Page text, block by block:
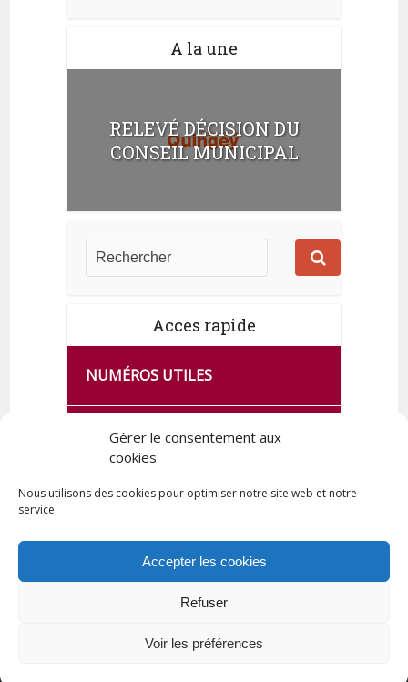
Gérer le consentement aux
cookies
Nous utilisons des cookies pour optimiser notre site web et notre
service.
Accepter les cookies
Refuser
Voir les préférences
A la une
RELEVÉ DÉCISION DU
CONSEIL MUNICIPAL
Acces rapide
NUMÉROS UTILES
CA SE PASSE À FRANCE SERVICES
DE QUINGEY
Tous droits réservés © 2023 Commune de Quingey / Création -